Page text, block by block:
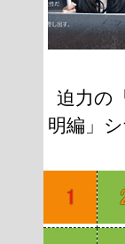
迫力の
明編」